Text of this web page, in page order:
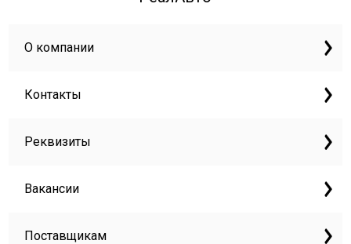
О компании
Контакты
Реквизиты
Вакансии
Поставщикам